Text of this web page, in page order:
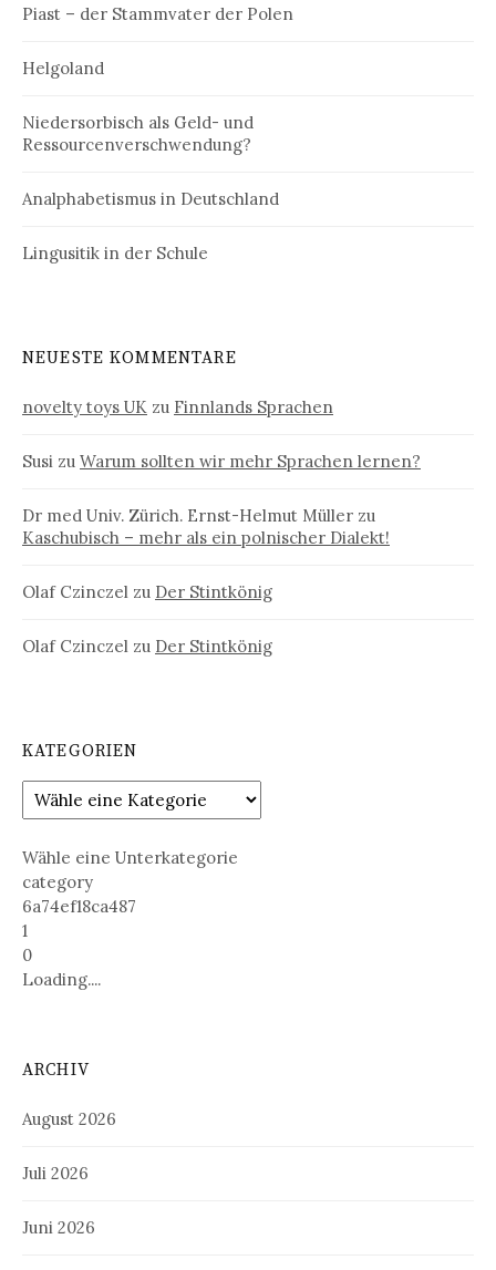
Piast – der Stammvater der Polen
Helgoland
Niedersorbisch als Geld- und
Ressourcenverschwendung?
Analphabetismus in Deutschland
Lingusitik in der Schule
NEUESTE KOMMENTARE
novelty toys UK zu Finnlands Sprachen
Susi zu Warum sollten wir mehr Sprachen lernen?
Dr med Univ. Zürich. Ernst-Helmut Müller zu
Kaschubisch – mehr als ein polnischer Dialekt!
Olaf Czinczel zu Der Stintkönig
Olaf Czinczel zu Der Stintkönig
KATEGORIEN
Wähle eine Unterkategorie
category
6a74ef18ca487
1
0
Loading....
ARCHIV
August 2026
Juli 2026
Juni 2026